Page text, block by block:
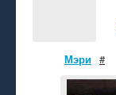
Мэри #